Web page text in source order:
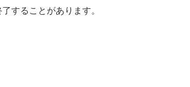
することがあります。